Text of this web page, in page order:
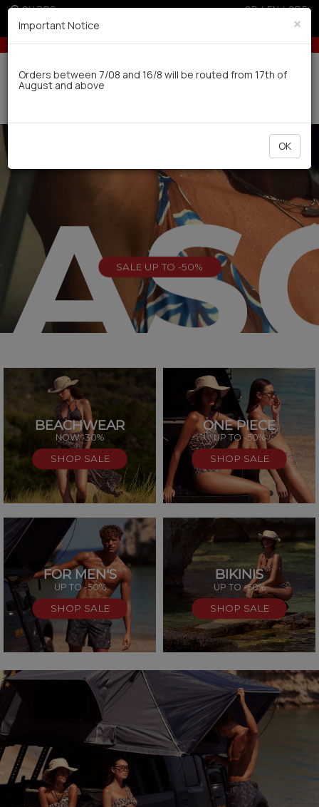
SHOPS GR|EN|SRB
5% off for orders over 250€ for EU & 300€ for
for orders over 50€
Delivery in 7-9 working days via UPS
SALE UP TO -50%
BEACHWEAR
NOW -30%
SHOP SALE
ONE PIECE
UP TO -50%
SHOP SALE
FOR MEN'S
UP TO -50%
SHOP SALE
BIKINIS
UP TO -50%
SHOP SALE
×
Important Notice
Orders between 7/08 and 16/8 will be routed from 17th of
August and above
OK